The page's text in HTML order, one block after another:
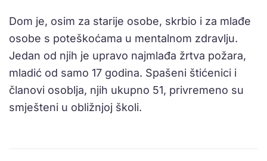
Dom je, osim za starije osobe, skrbio i za mlađe
osobe s poteškoćama u mentalnom zdravlju.
Jedan od njih je upravo najmlađa žrtva požara,
mladić od samo 17 godina. Spašeni štićenici i
članovi osoblja, njih ukupno 51, privremeno su
smješteni u obližnjoj školi.